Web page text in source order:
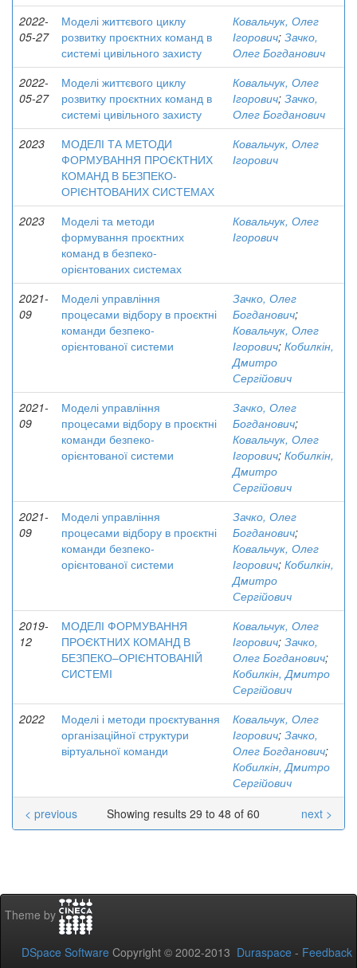
2022-
05-27
Моделі життєвого циклу
розвитку проєктних команд в
системі цивільного захисту
Ковальчук, Олег
Ігорович; Зачко,
Олег Богданович
2022-
05-27
Моделі життєвого циклу
розвитку проєктних команд в
системі цивільного захисту
Ковальчук, Олег
Ігорович; Зачко,
Олег Богданович
2023
МОДЕЛІ ТА МЕТОДИ
ФОРМУВАННЯ ПРОЄКТНИХ
КОМАНД В БЕЗПЕКО-
ОРІЄНТОВАНИХ СИСТЕМАХ
Ковальчук, Олег
Ігорович
2023
Моделі та методи
формування проєктних
команд в безпеко-
орієнтованих системах
Ковальчук, Олег
Ігорович
2021-
09
Моделі управління
процесами відбору в проєктні
команди безпеко-
орієнтованої системи
Зачко, Олег
Богданович;
Ковальчук, Олег
Ігорович; Кобилкін,
Дмитро
Сергійович
2021-
09
Моделі управління
процесами відбору в проєктні
команди безпеко-
орієнтованої системи
Зачко, Олег
Богданович;
Ковальчук, Олег
Ігорович; Кобилкін,
Дмитро
Сергійович
2021-
09
Моделі управління
процесами відбору в проєктні
команди безпеко-
орієнтованої системи
Зачко, Олег
Богданович;
Ковальчук, Олег
Ігорович; Кобилкін,
Дмитро
Сергійович
2019-
12
МОДЕЛІ ФОРМУВАННЯ
ПРОЄКТНИХ КОМАНД В
БЕЗПЕКО–ОРІЄНТОВАНІЙ
СИСТЕМІ
Ковальчук, Олег
Ігорович; Зачко,
Олег Богданович;
Кобилкін, Дмитро
Сергійович
2022
Моделі і методи проєктування
організаційної структури
віртуальної команди
Ковальчук, Олег
Ігорович; Зачко,
Олег Богданович;
Кобилкін, Дмитро
Сергійович
Showing results 29 to 48 of 60
< previous next >
Theme by
DSpace Software Copyright © 2002-2013 Duraspace - Feedback